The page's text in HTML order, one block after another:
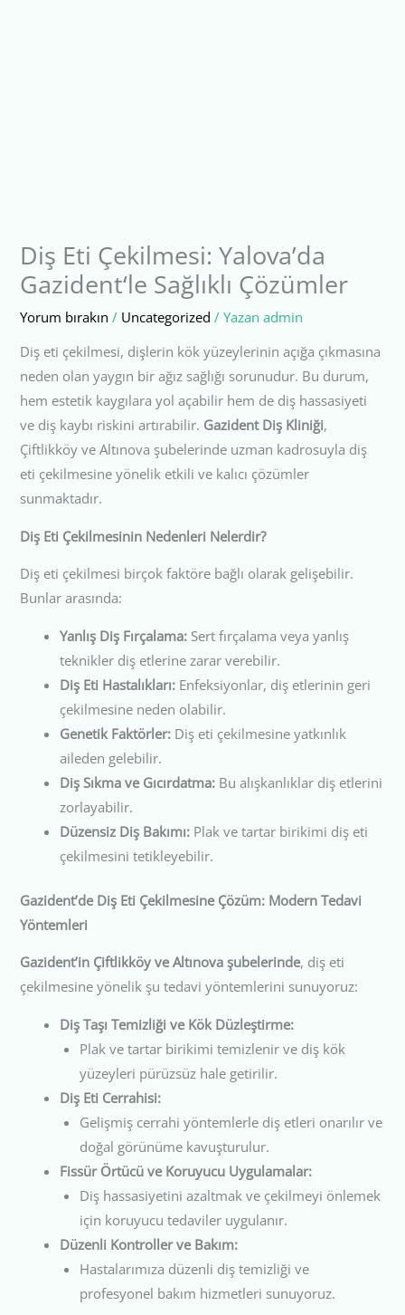
Diş Eti Çekilmesi: Yalova’da
Gazident‘le Sağlıklı Çözümler
Yorum bırakın / Uncategorized / Yazan admin
Diş eti çekilmesi, dişlerin kök yüzeylerinin açığa çıkmasına
neden olan yaygın bir ağız sağlığı sorunudur. Bu durum,
hem estetik kaygılara yol açabilir hem de diş hassasiyeti
ve diş kaybı riskini artırabilir. Gazident Diş Kliniği,
Çiftlikköy ve Altınova şubelerinde uzman kadrosuyla diş
eti çekilmesine yönelik etkili ve kalıcı çözümler
sunmaktadır.
Diş Eti Çekilmesinin Nedenleri Nelerdir?
Diş eti çekilmesi birçok faktöre bağlı olarak gelişebilir.
Bunlar arasında:
Yanlış Diş Fırçalama: Sert fırçalama veya yanlış
teknikler diş etlerine zarar verebilir.
Diş Eti Hastalıkları: Enfeksiyonlar, diş etlerinin geri
çekilmesine neden olabilir.
Genetik Faktörler: Diş eti çekilmesine yatkınlık
aileden gelebilir.
Diş Sıkma ve Gıcırdatma: Bu alışkanlıklar diş etlerini
zorlayabilir.
Düzensiz Diş Bakımı: Plak ve tartar birikimi diş eti
çekilmesini tetikleyebilir.
Gazident’de Diş Eti Çekilmesine Çözüm: Modern Tedavi
Yöntemleri
Gazident’in Çiftlikköy ve Altınova şubelerinde, diş eti
çekilmesine yönelik şu tedavi yöntemlerini sunuyoruz:
Diş Taşı Temizliği ve Kök Düzleştirme:
Plak ve tartar birikimi temizlenir ve diş kök
yüzeyleri pürüzsüz hale getirilir.
Diş Eti Cerrahisi:
Gelişmiş cerrahi yöntemlerle diş etleri onarılır ve
doğal görünüme kavuşturulur.
Fissür Örtücü ve Koruyucu Uygulamalar:
Diş hassasiyetini azaltmak ve çekilmeyi önlemek
için koruyucu tedaviler uygulanır.
Düzenli Kontroller ve Bakım:
Hastalarımıza düzenli diş temizliği ve
profesyonel bakım hizmetleri sunuyoruz.